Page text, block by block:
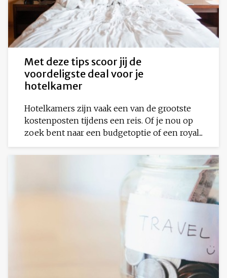
Met deze tips scoor jij de
voordeligste deal voor je
hotelkamer
Hotelkamers zijn vaak een van de grootste
kostenposten tijdens een reis. Of je nou op
zoek bent naar een budgetoptie of een royal...